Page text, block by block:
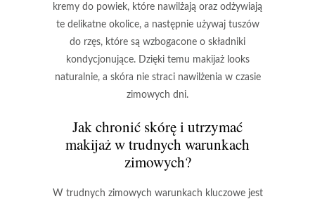
kremy do powiek, które nawilżają oraz odżywiają
te delikatne okolice, a następnie używaj tuszów
do rzęs, które są wzbogacone o składniki
kondycjonujące. Dzięki temu makijaż looks
naturalnie, a skóra nie straci nawilżenia w czasie
zimowych dni.
Jak chronić skórę i utrzymać
makijaż w trudnych warunkach
zimowych?
W trudnych zimowych warunkach kluczowe jest